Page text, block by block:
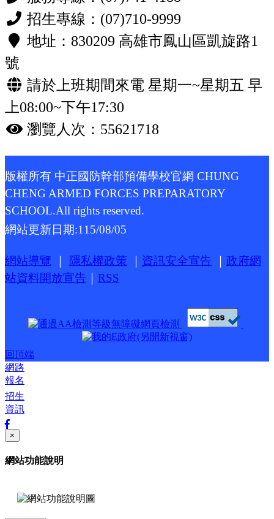
招生專線：(07)710-9999
地址：830209 高雄市鳳山區凱旋路1
號
請於上班期間來電 星期一~星期五 早
上08:00~下午17:30
瀏覽人次：55621718
版權所有 中正國防幹部預備學校官網 CHUNG
CHENG ARMED FORCES PREPARATORY
SCHOOL.All rights reserved.
網站更新日期:115/08/05
網站導覽 ｜ 隱私權政策 ｜ 資訊安全宣告 ｜ 政府網
站資料開放宣告 ｜ RSS
回頂端
網路
報名
招生
資訊
×
網站功能說明